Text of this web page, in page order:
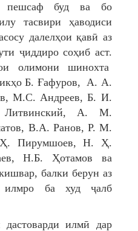
пешсаф буд ва бо
тасвири ҳаводиси
далелҳои қавӣ аз
ҷиддиро соҳиб аст.
олимони шинохта
Б. Ғафуров, А. А.
М.С. Андреев, Б. И.
А. М.
В.А. Ранов, Р. М.
Пирумшоев, Н. Ҳ.
Н.Б. Ҳотамов ва
балки берун аз
илмро ба худ ҷалб
илмӣ дар